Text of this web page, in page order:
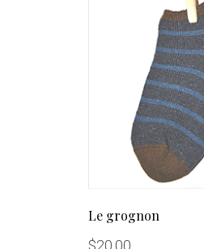
Le grognon
$20.00